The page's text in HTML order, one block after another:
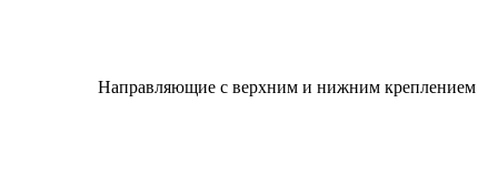
Направляющие с верхним и нижним креплением